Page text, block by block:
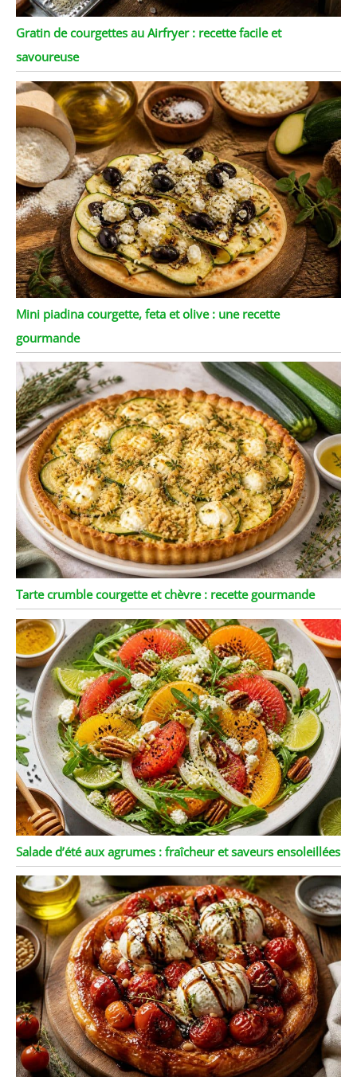
Gratin de courgettes au Airfryer : recette facile et
savoureuse
Mini piadina courgette, feta et olive : une recette
gourmande
Tarte crumble courgette et chèvre : recette gourmande
Salade d’été aux agrumes : fraîcheur et saveurs ensoleillées